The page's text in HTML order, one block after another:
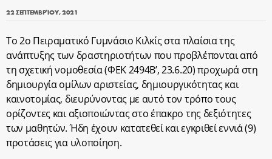
22 ΣΕΠΤΕΜΒΡΊΟΥ, 2021
Το 2ο Πειραματικό Γυμνάσιο Κιλκίς στα πλαίσια της
ανάπτυξης των δραστηριοτήτων που προβλέπονται από
τη σχετική νομοθεσία (ΦΕΚ 2494Β’, 23.6.20) προχωρά στη
δημιουργία ομίλων αριστείας, δημιουργικότητας και
καινοτομίας, διευρύνοντας με αυτό τον τρόπο τους
ορίζοντες και αξιοποιώντας στο έπακρο της δεξιότητες
των μαθητών. Ήδη έχουν κατατεθεί και εγκριθεί εννιά (9)
προτάσεις για υλοποίηση.